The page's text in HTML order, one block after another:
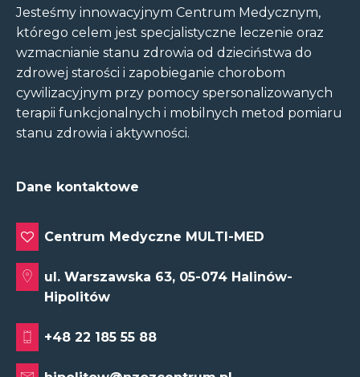
Jesteśmy innowacyjnym Centrum Medycznym,
którego celem jest specjalistyczne leczenie oraz
wzmacnianie stanu zdrowia od dzieciństwa do
zdrowej starości i zapobieganie chorobom
cywilizacyjnym przy pomocy spersonalizowanych
terapii funkcjonalnych i mobilnych metod pomiaru
stanu zdrowia i aktywności.
Dane kontaktowe
Centrum Medyczne MULTI-MED
ul. Warszawska 63, 05-074 Halinów-
Hipolitów
+48 22 185 55 88